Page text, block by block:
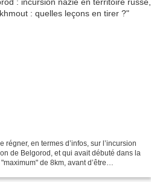
en termes d’infos, sur l’incursion
de Belgorod, et qui avait débuté dans la
de 8km, avant d’être